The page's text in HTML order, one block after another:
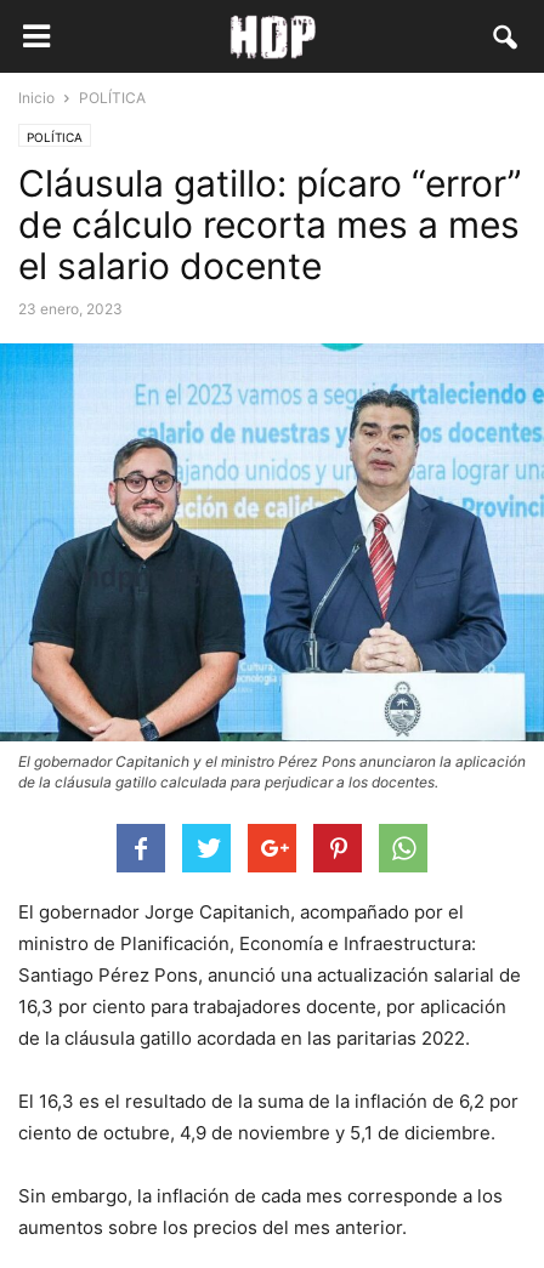
Inicio POLÍTICA
POLÍTICA
Cláusula gatillo: pícaro “error”
de cálculo recorta mes a mes
el salario docente
23 enero, 2023
El gobernador Capitanich y el ministro Pérez Pons anunciaron la aplicación
de la cláusula gatillo calculada para perjudicar a los docentes.
El gobernador Jorge Capitanich, acompañado por el
ministro de Planificación, Economía e Infraestructura:
Santiago Pérez Pons, anunció una actualización salarial de
16,3 por ciento para trabajadores docente, por aplicación
de la cláusula gatillo acordada en las paritarias 2022.
El 16,3 es el resultado de la suma de la inflación de 6,2 por
ciento de octubre, 4,9 de noviembre y 5,1 de diciembre.
Sin embargo, la inflación de cada mes corresponde a los
aumentos sobre los precios del mes anterior.